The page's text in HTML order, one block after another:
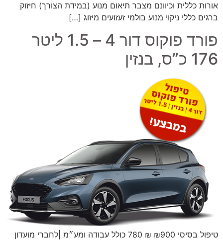
אורות כללית וכיוונם מצבר תיאום מנוע (במידת הצורך) חיזוק
ברגים כללי ניקוי מנוע בולמי זעזועים מיזוג […]
פורד פוקוס דור 4 – 1.5 ליטר
176 כ”ס, בנזין
טיפול בסיסי ₪900 ₪ 780 כולל עבודה ומע״מ |לחברי מועדון